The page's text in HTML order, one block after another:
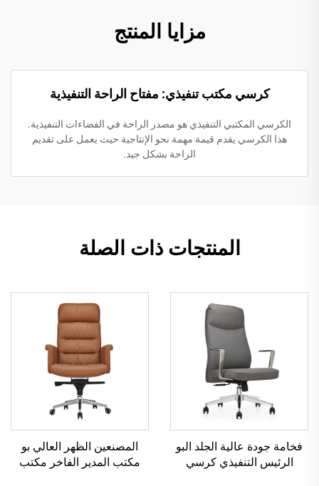
مزايا المنتج
كرسي مكتب تنفيذي: مفتاح الراحة التنفيذية
الكرسي المكتبي التنفيذي هو مصدر الراحة في الفضاءات التنفيذية.
هذا الكرسي يقدم قيمة مهمة نحو الإنتاجية حيث يعمل على تقديم
الراحة بشكل جيد.
المنتجات ذات الصلة
فخامة جودة عالية الجلد البو
الرئيس التنفيذي كرسي
المصنعين الظهر العالي بو
مكتب المدير الفاخر مكتب